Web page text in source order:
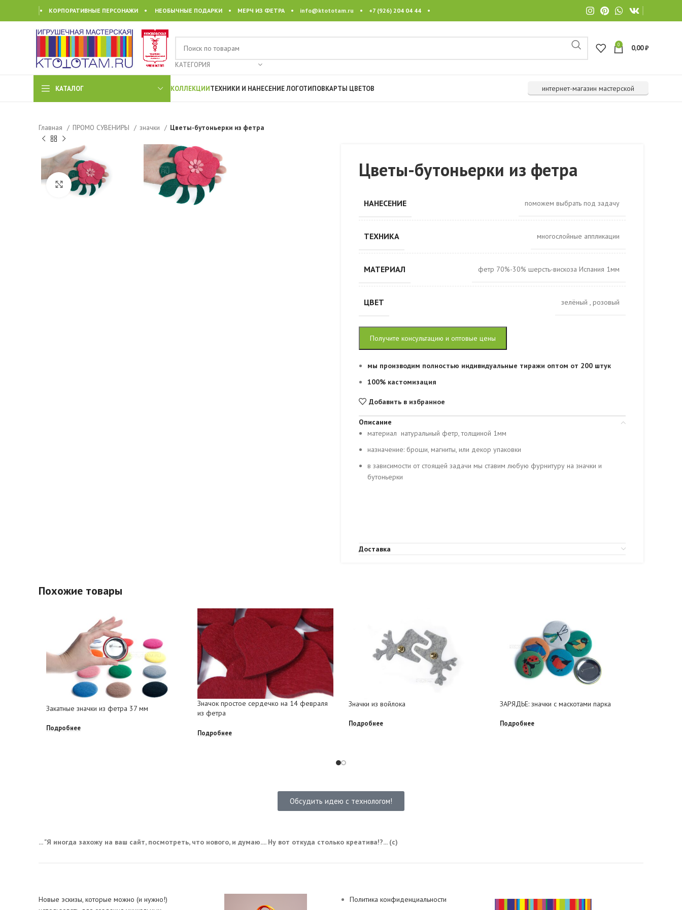
• КОРПОРАТИВНЫЕ ПЕРСОНАЖИ • НЕОБЫЧНЫЕ ПОДАРКИ • МЕРЧ ИЗ ФЕТРА • info@ktototam.ru • +7 (926) 204 04 44 •
КАТЕГОРИЯ
0 0,00₽
КАТАЛОГ КОЛЛЕКЦИИТЕХНИКИ И НАНЕСЕНИЕ ЛОГОТИПОВКАРТЫ ЦВЕТОВ интернет-магазин мастерской
Главная ПРОМО СУВЕНИРЫ значки Цветы-бутоньерки из фетра
Click to enlarge
Цветы-бутоньерки из фетра
НАНЕСЕНИЕ поможем выбрать под задачу
ТЕХНИКА многослойные аппликации
МАТЕРИАЛ фетр 70%-30% шерсть-вискоза Испания 1мм
ЦВЕТ зелёный , розовый
Получите консультацию и оптовые цены
мы производим полностью индивидуальные тиражи оптом от 200 штук
100% кастомизация
Добавить в избранное
Описание
материал натуральный фетр, толщиной 1мм
назначение: броши, магниты, или декор упаковки
в зависимости от стоящей задачи мы ставим любую фурнитуру на значки и
бутоньерки
Доставка
Похожие товары
Закатные значки из фетра 37 мм
Подробнее
Значок простое сердечко на 14 февраля
из фетра
Подробнее
Значки из войлока
Подробнее
ЗАРЯДЬЕ: значки с маскотами парка
Подробнее
Обсудить идею с технологом!
... "Я иногда захожу на ваш сайт, посмотреть, что нового, и думаю.... Ну вот откуда столько креатива!?... (с)
Новые эскизы, которые можно (и нужно!)
Политика конфиденциальности